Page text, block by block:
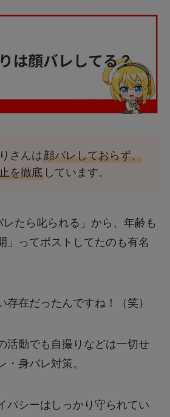
さんは顔バレしておらず、
を徹底 しています。
たら叱られる」から、年齢も
」ってポストしてたのも有名
在だったんですね！（笑）
活動でも自撮りなどは一切せ
・身バレ対策。
バシーはしっかり守られてい